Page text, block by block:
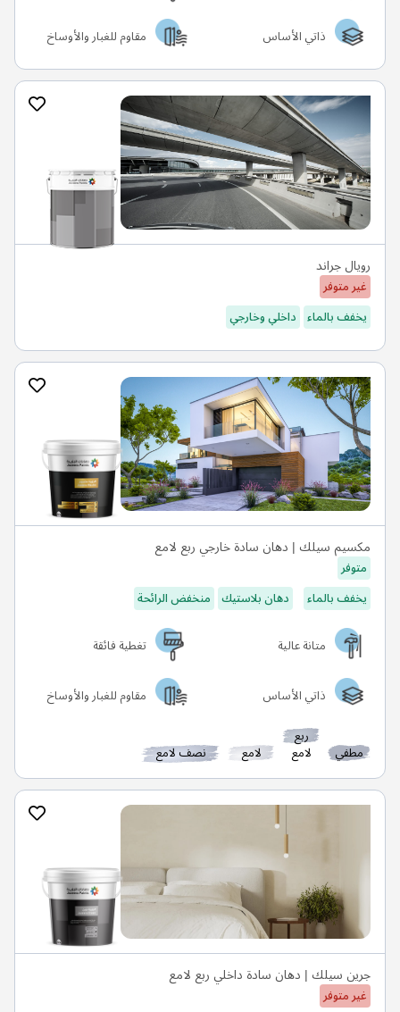
ذاتي الأساس
مقاوم للغبار والأوساخ
رويال جراند
غير متوفر
يخفف بالماء داخلي وخارجي
مكسيم سيلك | دهان سادة خارجي ربع لامع
متوفر
يخفف بالماء
دهان بلاستيك منخفض الرائحة
متانة عالية
تغطية فائقة
ذاتي الأساس
مقاوم للغبار والأوساخ
مطفي
ربع
لامع لامع نصف لامع
جرين سيلك | دهان سادة داخلي ربع لامع
غير متوفر